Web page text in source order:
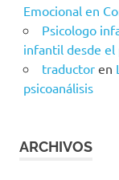
Emocional en
Psicologo
infantil desde el
traductoren
psicoanálisis
ARCHIVOS